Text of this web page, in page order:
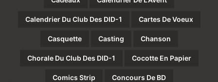
Calendrier Du Club Des DID-1 Cartes De Voeux
Casquette Casting Chanson
Chorale Du Club Des DID-1 Cocotte En Papier
Comics Strip Concours De BD